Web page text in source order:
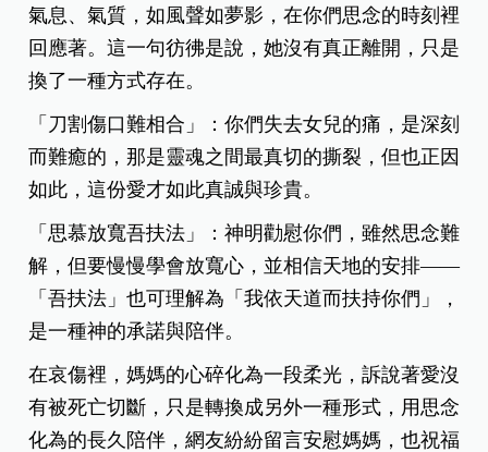
氣息、氣質，如風聲如夢影，在你們思念的時刻裡
回應著。這一句彷彿是說，她沒有真正離開，只是
換了一種方式存在。
「刀割傷口難相合」：你們失去女兒的痛，是深刻
而難癒的，那是靈魂之間最真切的撕裂，但也正因
如此，這份愛才如此真誠與珍貴。
「思慕放寬吾扶法」：神明勸慰你們，雖然思念難
解，但要慢慢學會放寬心，並相信天地的安排——
「吾扶法」也可理解為「我依天道而扶持你們」，
是一種神的承諾與陪伴。
在哀傷裡，媽媽的心碎化為一段柔光，訴說著愛沒
有被死亡切斷，只是轉換成另外一種形式，用思念
化為的長久陪伴，網友紛紛留言安慰媽媽，也祝福